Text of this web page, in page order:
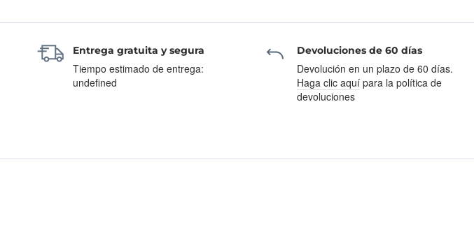
Entrega gratuita y segura
Tiempo estimado de entrega:
undefined
Devoluciones de 60 días
Devolución en un plazo de 60 días.
Haga clic aquí para la política de
devoluciones